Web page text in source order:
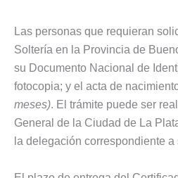
Las personas que requieran
Soltería en la Provincia de
su Documento Nacional de
fotocopia; y el acta de
meses). El trámite puede ser
General de la Ciudad de La
la delegación correspondiente